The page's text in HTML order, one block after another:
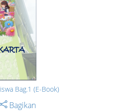
Bag.1 (E-Book)
Bagikan